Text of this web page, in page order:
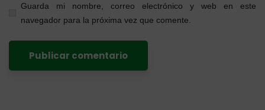
Guarda mi nombre, correo electrónico y web en este
navegador para la próxima vez que comente.